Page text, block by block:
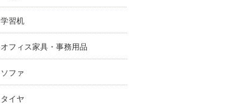
学習机
オフィス家具・事務用品
ソファ
タイヤ